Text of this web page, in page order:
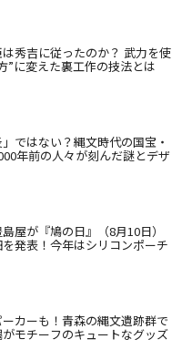
秀吉に従ったのか？ 武力を使
”に変えた裏工作の技法とは
ではない？縄文時代の国宝・
年前の人々が刻んだ謎とデザ
屋が『鳩の日』（8月10日）
発表！今年はシリコンポーチ
カーも！青森の縄文遺跡群で
モチーフのキュートなグッズ